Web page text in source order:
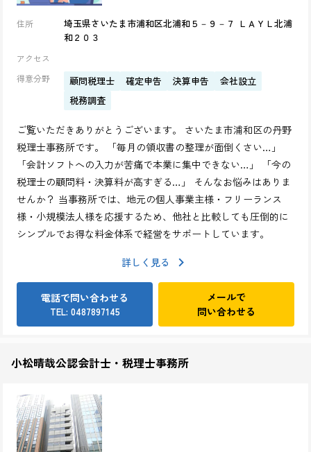
住所
埼玉県さいたま市浦和区北浦和５－９－７ ＬＡＹＬ北浦
和２０３
アクセス
得意分野
顧問税理士 確定申告 決算申告
会社設立
税務調査
ご覧いただきありがとうございます。 さいたま市浦和区の丹野
税理士事務所です。 「毎月の領収書の整理が面倒くさい…」
「会計ソフトへの入力が苦痛で本業に集中できない…」 「今の
税理士の顧問料・決算料が高すぎる…」 そんなお悩みはありま
せんか？ 当事務所では、地元の個人事業主様・フリーランス
様・小規模法人様を応援するため、他社と比較しても圧倒的に
シンプルでお得な料金体系で経営をサポートしています。
詳しく見る
電話で問い合わせる
TEL: 0487897145
メールで
問い合わせる
小松晴哉公認会計士・税理士事務所